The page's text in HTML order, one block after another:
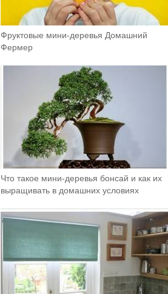
Фруктовыe мини-деревья Домашний
Фермер
Что такое мини-деревья бонсай и как их
выращивать в домашних условиях